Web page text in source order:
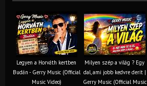
Legyen a Horváth kertben
Budán - Gerry Music (Official
Music Video)
Milyen szép a világ ? Egy
dal, ami jobb kedvre derít |
Gerry Music (Official Music